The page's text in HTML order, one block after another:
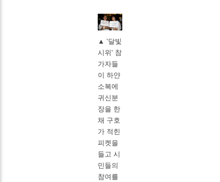
▲ '달빛
시위' 참
가자들
이 하얀
소복에
귀신분
장을 한
채 구호
가 적힌
피켓을
들고 시
민들의
참여를